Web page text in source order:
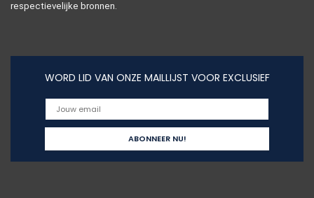
respectievelijke bronnen.
WORD LID VAN ONZE MAILLIJST VOOR EXCLUSIEF